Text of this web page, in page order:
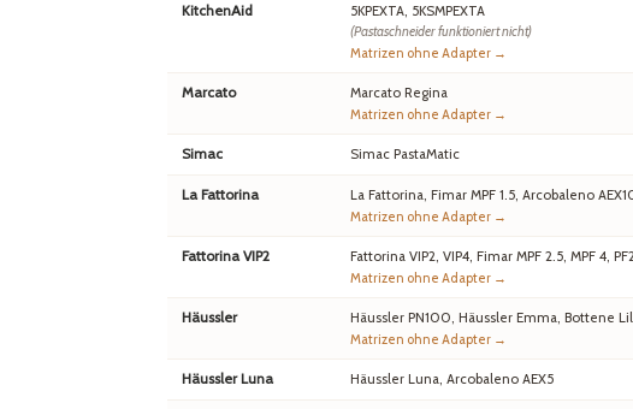
KitchenAid
5KPEXTA, 5KSMPEXTA
(Pastaschneider funktioniert nicht)
Matrizen ohne Adapter →
Marcato
Marcato Regina
Matrizen ohne Adapter →
Simac Simac PastaMatic
La Fattorina
La Fattorina, Fimar MPF 1.5, Arcobaleno
Matrizen ohne Adapter →
Fattorina VIP2
Fattorina VIP2, VIP4, Fimar MPF 2.5, MPF 4,
Matrizen ohne Adapter →
Häussler
Häussler PN100, Häussler Emma, Bottene
Matrizen ohne Adapter →
Häussler Luna Häussler Luna, Arcobaleno AEX5